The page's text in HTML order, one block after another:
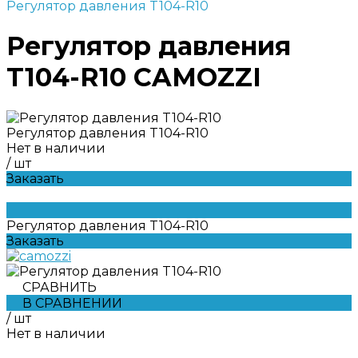
Регулятор давления T104-R10
Регулятор давления
T104-R10 CAMOZZI
Регулятор давления T104-R10
Нет в наличии
/ шт
Заказать
Регулятор давления T104-R10
Заказать
СРАВНИТЬ
В СРАВНЕНИИ
/ шт
Нет в наличии